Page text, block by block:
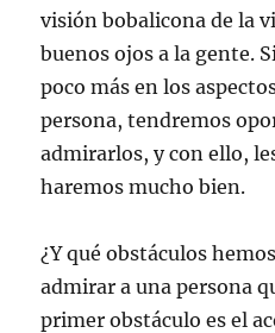
visión bobalicona de la
buenos ojos a la gente.
poco más en los
persona, tendremos
admirarlos, y con ello,
haremos mucho bien.
¿Y qué obstáculos
admirar a una persona
primer obstáculo es el